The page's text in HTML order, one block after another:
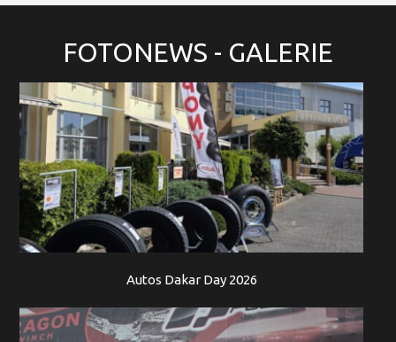
FOTONEWS - GALERIE
Autos Dakar Day 2026